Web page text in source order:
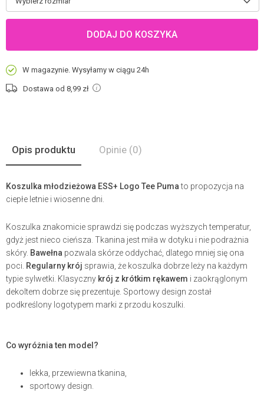
DODAJ DO KOSZYKA
W magazynie. Wysyłamy w ciągu 24h
Dostawa od 8,99 zł
Opis produktu Opinie (0)
Koszulka młodzieżowa ESS+ Logo Tee Pumato propozycja na
ciepłe letnie i wiosenne dni.
Koszulka znakomicie sprawdzi się podczas wyższych temperatur,
gdyż jest nieco cieńsza. Tkanina jest miła w dotyku i nie podrażnia
skóry. Bawełna pozwala skórze oddychać, dlatego mniej się ona
poci. Regularny krój sprawia, że koszulka dobrze leży na każdym
typie sylwetki. Klasyczny krój z krótkim rękawem i zaokrąglonym
dekoltem dobrze się prezentuje. Sportowy design został
podkreślony logotypem marki z przodu koszulki.
Co wyróżnia ten model?
lekka, przewiewna tkanina,
sportowy design.